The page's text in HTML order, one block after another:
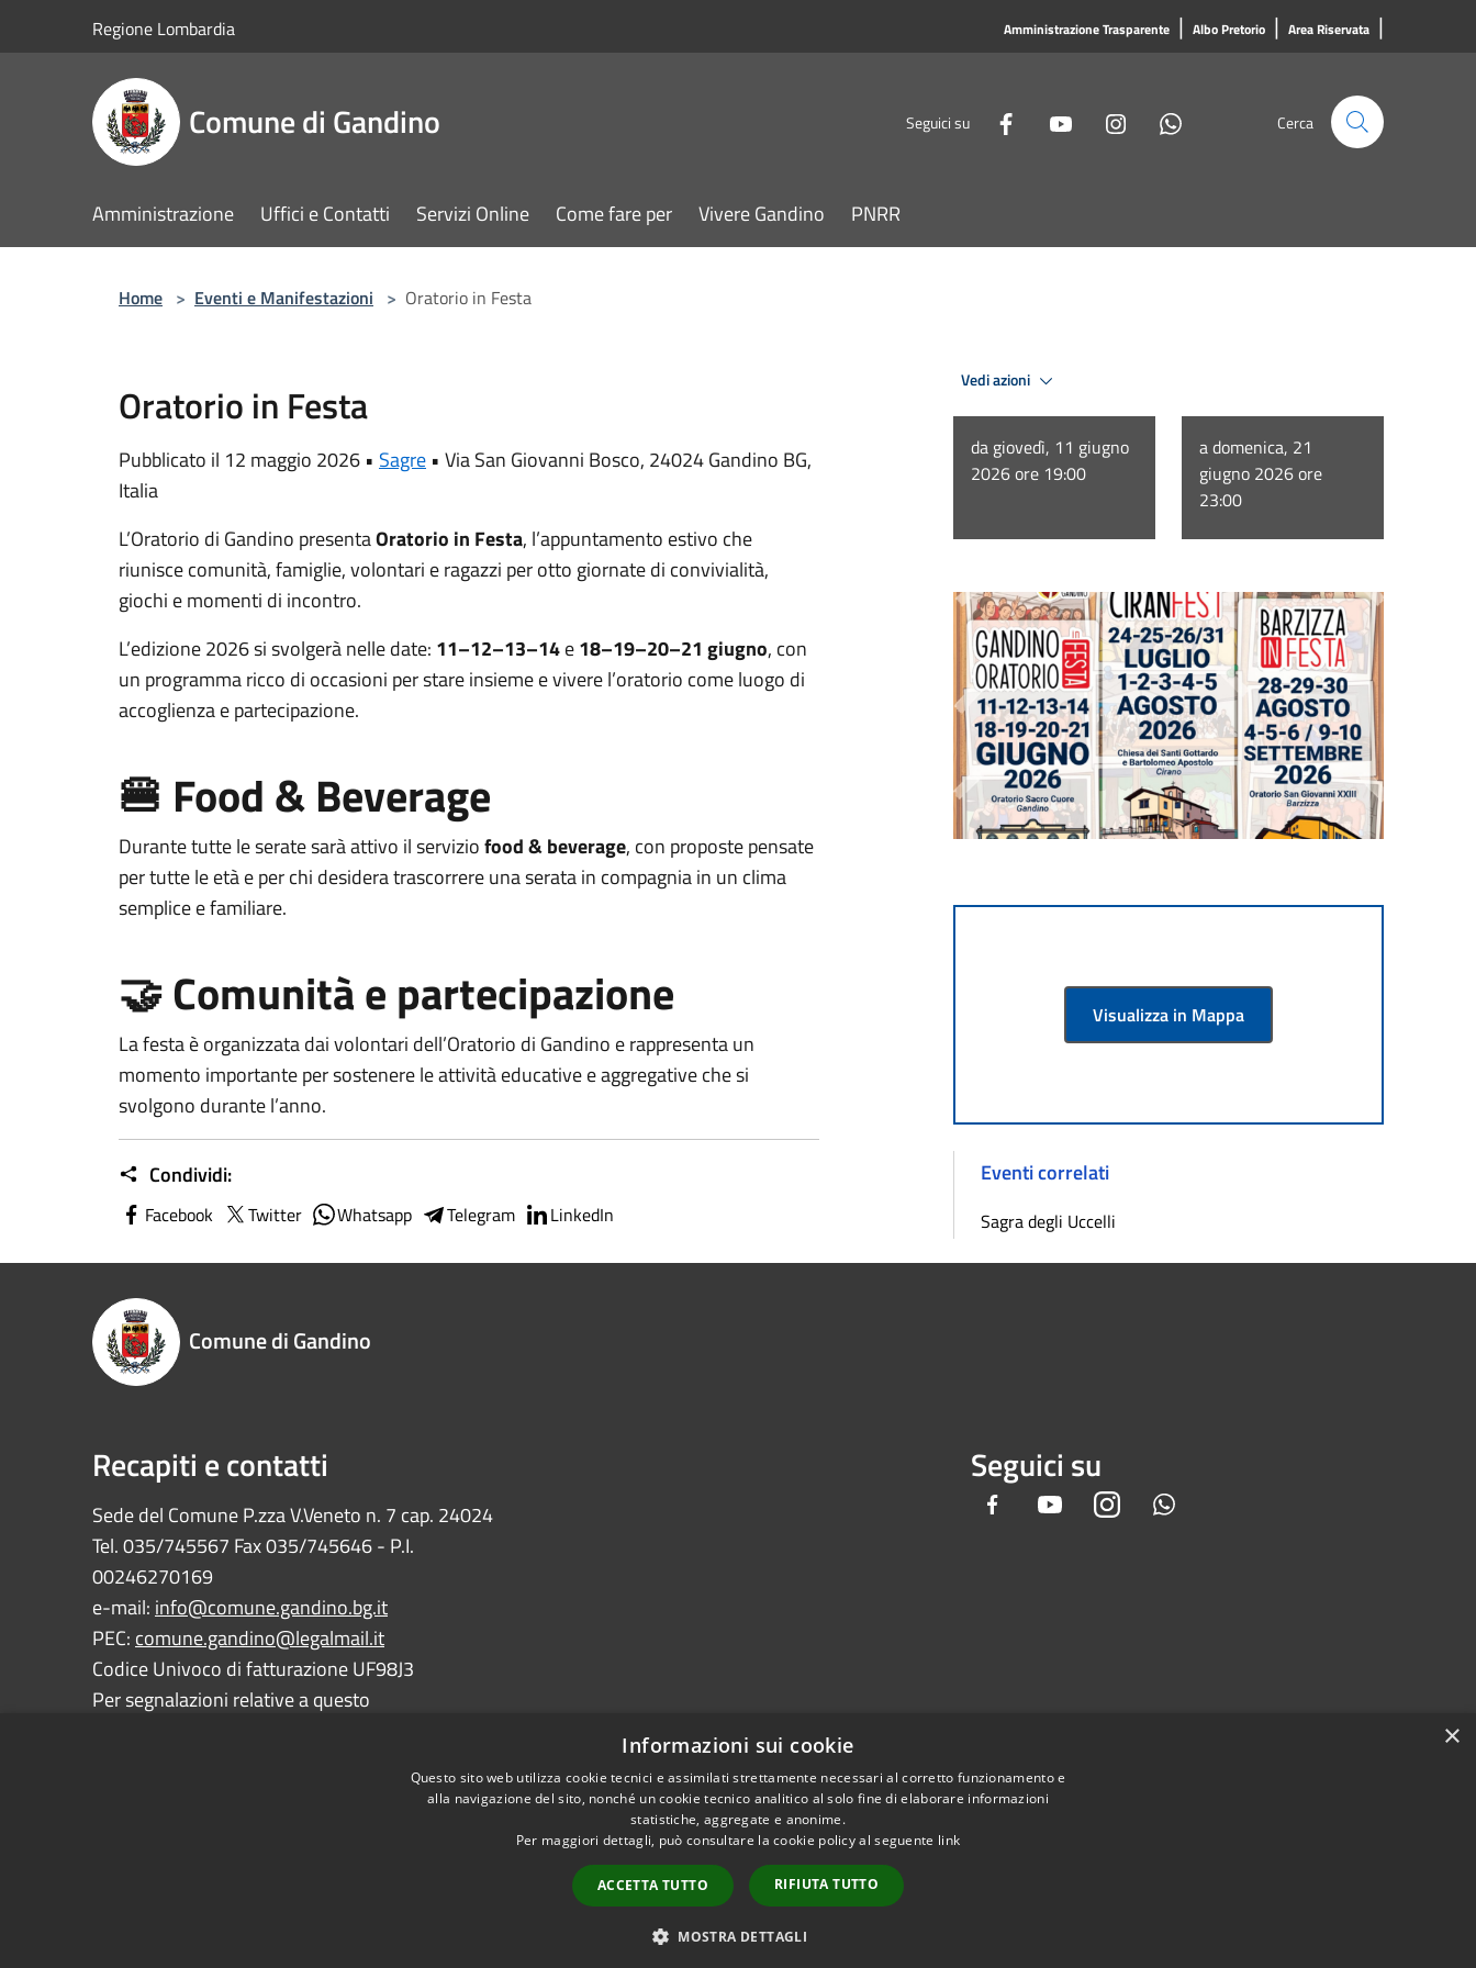
Regione Lombardia Amministrazione Trasparente | Albo Pretorio | Area Riservata |
Comune di Gandino Seguici su Cerca
Amministrazione Uffici e Contatti Servizi Online Come fare per Vivere Gandino PNRR
Home > Eventi e Manifestazioni > Oratorio in Festa
Oratorio in Festa
Pubblicato il 12 maggio 2026 • Sagre • Via San Giovanni Bosco, 24024 Gandino BG,
Italia
L’Oratorio di Gandino presentaOratorio in Festa, l’appuntamento estivo che
riunisce comunità, famiglie, volontari e ragazzi per otto giornate di convivialità,
giochi e momenti di incontro.
L’edizione 2026 si svolgerà nelle date: 11–12–13–14e18–19–20–21 giugno, con
un programma ricco di occasioni per stare insieme e vivere l’oratorio come luogo di
accoglienza e partecipazione.
🍔 Food & Beverage
Durante tutte le serate sarà attivo il serviziofood & beverage, con proposte pensate
per tutte le età e per chi desidera trascorrere una serata in compagnia in un clima
semplice e familiare.
🤝 Comunità e partecipazione
La festa è organizzata dai volontari dell’Oratorio di Gandino e rappresenta un
momento importante per sostenere le attività educative e aggregative che si
svolgono durante l’anno.
Condividi:
Facebook Twitter Whatsapp Telegram LinkedIn
Vedi azioni
da giovedì, 11 giugno
2026 ore 19:00
a domenica, 21
giugno 2026 ore
23:00
Visualizza in Mappa
Eventi correlati
Sagra degli Uccelli
Comune di Gandino
Recapiti e contatti
Sede del Comune P.zza V.Veneto n. 7 cap. 24024
Tel. 035/745567 Fax 035/745646 - P.I.
00246270169
e-mail: info@comune.gandino.bg.it
PEC: comune.gandino@legalmail.it
Codice Univoco di fatturazione UF98J3
Per segnalazioni relative a questo
Seguici su
Facebook YoutubeInstagram
Credits
Copyright © 2026 • Comune di Gandino • Powered by
×
Informazioni sui cookie
Questo sito web utilizza cookie tecnici e assimilati strettamente necessari al corretto funzionamento e
alla navigazione del sito, nonché un cookie tecnico analitico al solo fine di elaborare informazioni
statistiche, aggregate e anonime.
Per maggiori dettagli, può consultare la cookie policy al seguente link
ACCETTA TUTTO RIFIUTA TUTTO
MOSTRA DETTAGLI